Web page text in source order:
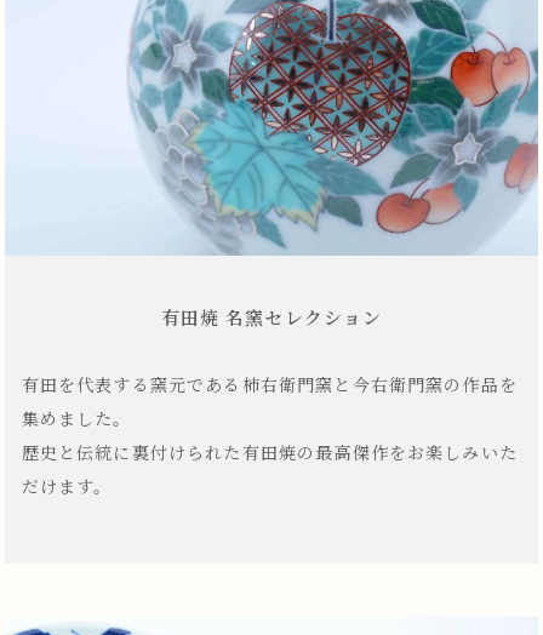
有田焼 名窯セレクション
有田を代表する窯元である柿右衛門窯と今右衛門窯の作品を
集めました。
歴史と伝統に裏付けられた有田焼の最高傑作をお楽しみいた
だけます。